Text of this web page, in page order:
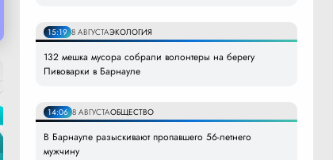
15:19 8 АВГУСТАЭКОЛОГИЯ
132 мешка мусора собрали волонтеры на берегу
Пивоварки в Барнауле
14:06 8 АВГУСТАОБЩЕСТВО
В Барнауле разыскивают пропавшего 56-летнего
мужчину